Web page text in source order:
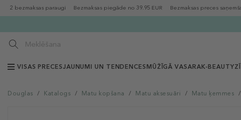
2 bezmaksas paraugi Bezmaksas piegāde no 39.95 EUR Bezmaksas preces
VISAS PRECESJAUNUMI UN TENDENCES MŪŽĪGĀ VASARAK-BEAUTY
Douglas / Katalogs / Matu kopšana / Matu aksesuāri / Matu ķemmes /